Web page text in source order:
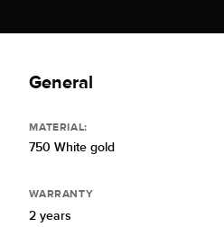
General
MATERIAL:
750 White gold
WARRANTY
2 years